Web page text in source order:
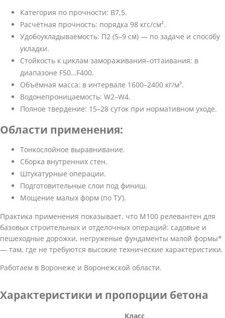
Категория по прочности: В7,5.
Расчётная прочность: порядка 98 кгс/см².
Удобоукладываемость: П2 (5–9 см) — по задаче и способу
укладки.
Стойкость к циклам замораживания–оттаивания: в
диапазоне F50…F400.
Объёмная масса: в интервале 1600–2400 кг/м³.
Водонепроницаемость: W2–W4.
Полное твердение: 15–28 суток при нормативном уходе.
Области применения:
Тонкослойное выравнивание.
Сборка внутренних стен.
Штукатурные операции.
Подготовительные слои под финиш.
Мощение малых форм (по ТУ).
Практика применения показывает, что М100 релевантен для
базовых строительных и отделочных операций: садовые и
пешеходные дорожки, негруженые фундаменты малой формы*
— там, где не требуются высокие технические характеристики.
Работаем в Воронеже и Воронежской области.
Характеристики и пропорции бетона
Класс